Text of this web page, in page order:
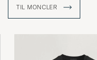
av Moncler og tilbyr et
ikoniske plagg.
TIL MONCLER